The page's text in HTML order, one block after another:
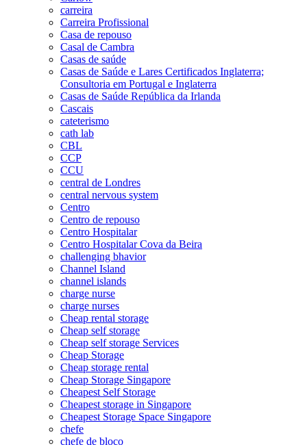
carreira
Carreira Profissional
Casa de repouso
Casal de Cambra
Casas de saúde
Casas de Saúde e Lares Certificados Inglaterra;
Consultoria em Portugal e Inglaterra
Casas de Saúde República da Irlanda
Cascais
cateterismo
cath lab
CBL
CCP
CCU
central de Londres
central nervous system
Centro
Centro de repouso
Centro Hospitalar
Centro Hospitalar Cova da Beira
challenging bhavior
Channel Island
channel islands
charge nurse
charge nurses
Cheap rental storage
Cheap self storage
Cheap self storage Services
Cheap Storage
Cheap storage rental
Cheap Storage Singapore
Cheapest Self Storage
Cheapest storage in Singapore
Cheapest Storage Space Singapore
chefe
chefe de bloco